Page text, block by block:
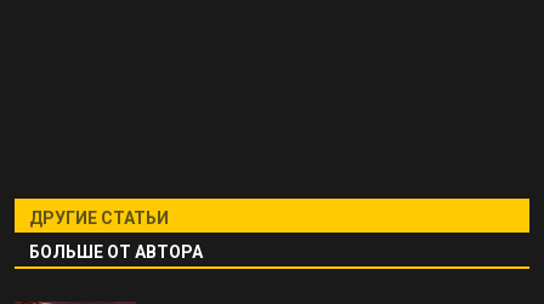
ДРУГИЕ СТАТЬИ
БОЛЬШЕ ОТ АВТОРА